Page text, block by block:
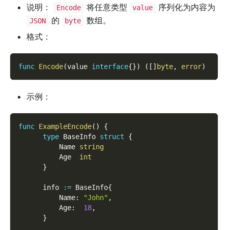
说明： Encode 将任意类型 value 序列化为内容为
JSON 的 byte
数组。
格式：
func Encode(value interface{}) ( [ ] byte, error)
示例：
func ExampleEncode( )
{
type BaseInfo struct
{
          Name
string
          Age
int
}
      info
:= BaseInfo{
          Name
: "John" ,
          Age
: 18,
}